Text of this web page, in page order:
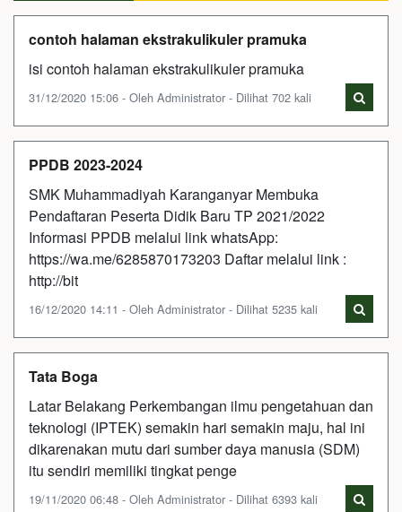
contoh halaman ekstrakulikuler pramuka
isi contoh halaman ekstrakulikuler pramuka
31/12/2020 15:06 - Oleh Administrator - Dilihat 702 kali
PPDB 2023-2024
SMK Muhammadiyah Karanganyar Membuka
Pendaftaran Peserta Didik Baru TP 2021/2022
Informasi PPDB melalui link whatsApp:
https://wa.me/6285870173203 Daftar melalui link :
http://bit
16/12/2020 14:11 - Oleh Administrator - Dilihat 5235 kali
Tata Boga
Latar Belakang Perkembangan ilmu pengetahuan dan
teknologi (IPTEK) semakin hari semakin maju, hal ini
dikarenakan mutu dari sumber daya manusia (SDM)
itu sendiri memiliki tingkat penge
19/11/2020 06:48 - Oleh Administrator - Dilihat 6393 kali